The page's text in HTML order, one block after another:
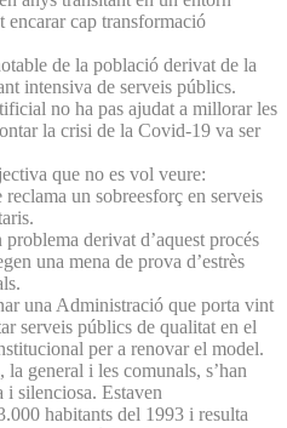
encarar cap transformació
de la població derivat de la
intensiva de serveis públics.
no ha pas ajudat a millorar les
la crisi de la Covid-19 va ser
que no es vol veure:
un sobreesforç en serveis
derivat d’aquest procés
una mena de prova d’estrès
una Administració que porta vint
serveis públics de qualitat en el
per a renovar el model.
general i les comunals, s’han
i silenciosa. Estaven
habitants del 1993 i resulta